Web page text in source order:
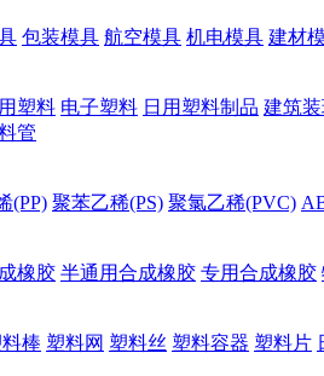
包装模具 航空模具 机电模具 建材
塑料 电子塑料 日用塑料制品 建筑
管
(PP) 聚苯乙稀(PS) 聚氯乙稀(PVC)
橡胶 半通用合成橡胶 专用合成橡胶
棒 塑料网 塑料丝 塑料容器 塑料片